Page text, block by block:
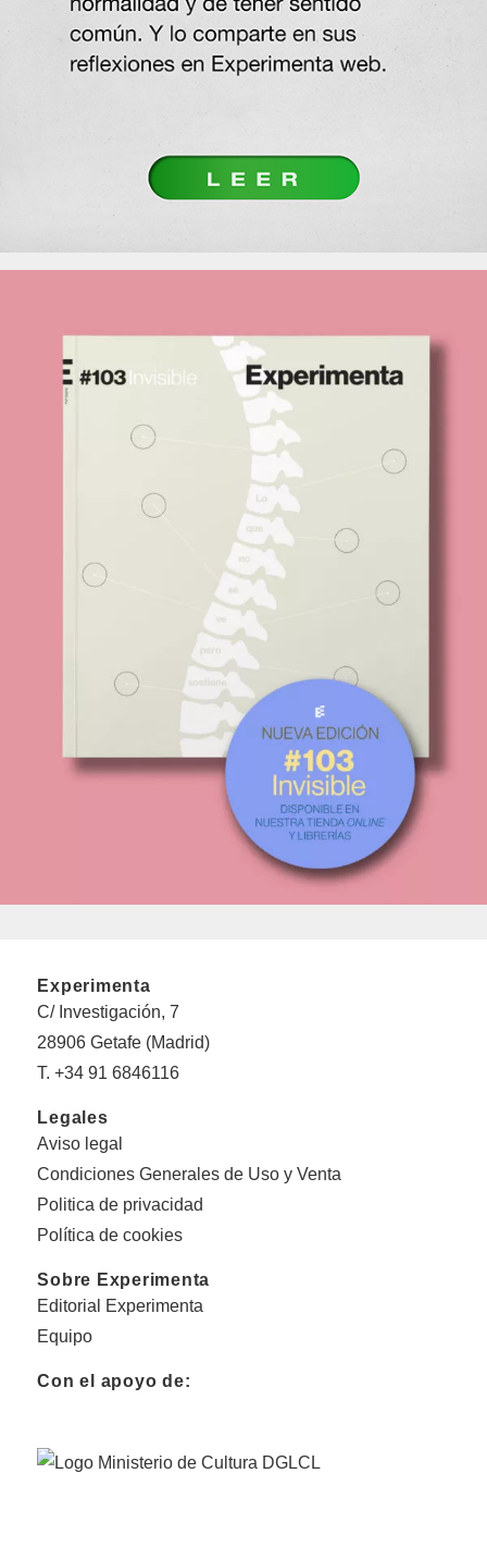
Experimenta
C/ Investigación, 7
28906 Getafe (Madrid)
T. +34 91 6846116
Legales
Aviso legal
Condiciones Generales de Uso y Venta
Politica de privacidad
Política de cookies
Sobre Experimenta
Editorial Experimenta
Equipo
Con el apoyo de: